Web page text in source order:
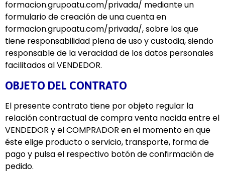
formacion.grupoatu.com/privada/ mediante un
formulario de creación de una cuenta en
formacion.grupoatu.com/privada/, sobre los que
tiene responsabilidad plena de uso y custodia, siendo
responsable de la veracidad de los datos personales
facilitados al VENDEDOR.
OBJETO DEL CONTRATO
El presente contrato tiene por objeto regular la
relación contractual de compra venta nacida entre el
VENDEDOR y el COMPRADOR en el momento en que
éste elige producto o servicio, transporte, forma de
pago y pulsa el respectivo botón de confirmación de
pedido.